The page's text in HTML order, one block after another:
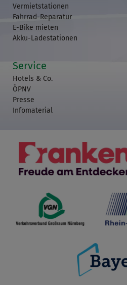
Vermietstationen
Fahrrad-Reparatur
E-Bike mieten
Akku-Ladestationen
Service
Hotels & Co.
ÖPNV
Presse
Infomaterial